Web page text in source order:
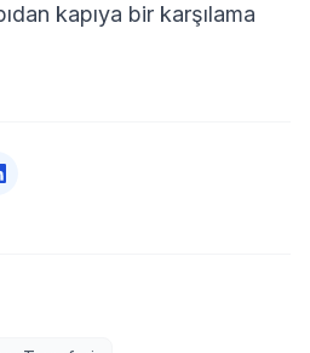
kapıya bir karşılama